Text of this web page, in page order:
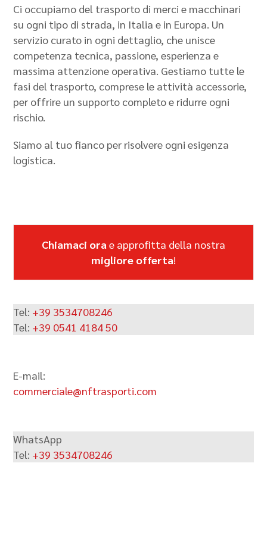
Ci occupiamo del trasporto di merci e macchinari
su ogni tipo di strada, in Italia e in Europa. Un
servizio curato in ogni dettaglio, che unisce
competenza tecnica, passione, esperienza e
massima attenzione operativa. Gestiamo tutte le
fasi del trasporto, comprese le attività accessorie,
per offrire un supporto completo e ridurre ogni
rischio.
Siamo al tuo fianco per risolvere ogni esigenza
logistica.
Chiamaci ora e approfitta della nostra
migliore offerta!
Tel: +39 3534708246
Tel: +39 0541 4184 50
E-mail:
commerciale@nftrasporti.com
WhatsApp
Tel: +39 3534708246